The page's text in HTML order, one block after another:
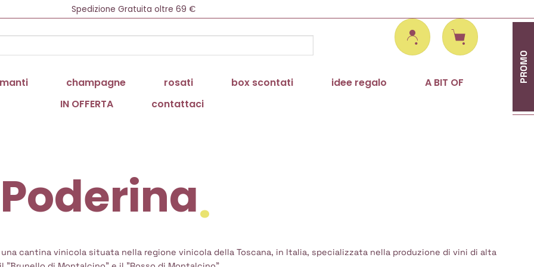
Spedizione Gratuita oltre 69 €
Consegna 1/3 gg in tutta Italia
Newsletter = 5% di Sconto!
champagne rosati box scontati idee regalo
A BIT OF
IN OFFERTA
contattaci
PROMO
una cantina vinicola situata nella regione vinicola della Toscana, in Italia, specializzata nella produzione di vini di alta